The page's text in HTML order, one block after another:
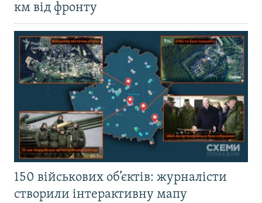
км від фронту
150 військових об’єктів: журналісти
створили інтерактивну мапу